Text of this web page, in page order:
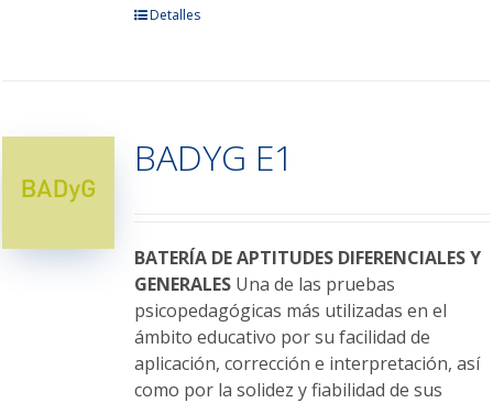
Este
Las
opciones
elegir
en
la
página
de
producto
Detalles
BADYG E1
BATERÍA DE APTITUDES DIFERENCIALES Y
GENERALESUna de las pruebas
psicopedagógicas más utilizadas en el
ámbito educativo por su facilidad de
aplicación, corrección e interpretación, así
como por la solidez y fiabilidad de sus